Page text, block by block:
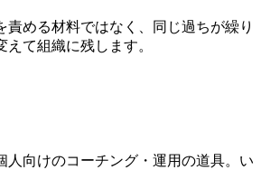
責める材料ではなく、同じ過ちが繰り
て組織に残します。
人向けのコーチング・運用の道具。い